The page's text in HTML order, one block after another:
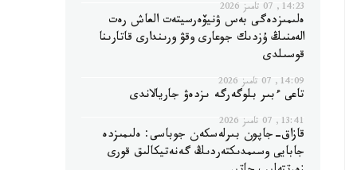
14:23, 07 تامىز 2026
ەلىمىزدەگى بەس ۋنيۆەرسيتەت العاش رەت
الەمنىڭ ۇزدىك جوعارى وقۋ ورىندارى قاتارىنا
قوسىلدى
14:09, 07 تامىز 2026
تاعى ءبىر بلوگەرگە ىزدەۋ جاريالاندى
13:41, 07 تامىز 2026
قازاق-جاپون بىرلەسكەن جوباسى: ەلىمىزدە
جابايى وسىمدىكتەردىڭ گەنەتيكالىق قورى